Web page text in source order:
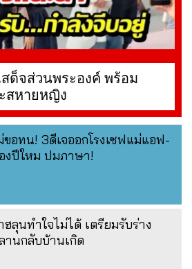
สด็จส่วนพระองค์ พร้อม
สหายหญิง
ขอทน! 3ดีเจออกโรงเซฟแม่แอฟ-
งปีใหม ปมภาษา!
ฮลุนทำใจไม่ได้ เตรียมรับร่าง
านกลับบ้านเกิด